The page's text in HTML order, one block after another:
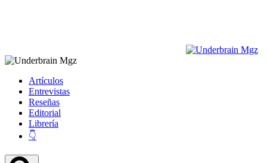
Artículos
Entrevistas
Reseñas
Editorial
Librería
👇